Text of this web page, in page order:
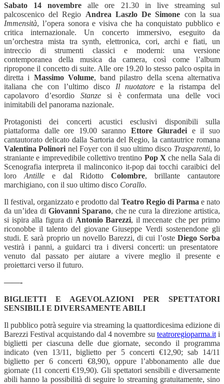
Sabato 14 novembrealle ore 21.30 in live streaming sul
palcoscenico del Regio Andrea Laszlo De Simone con la sua
Immensità, l’opera sonora e visiva che ha conquistato pubblico e
critica internazionale. Un concerto immersivo, eseguito da
un’orchestra mista tra synth, elettronica, cori, archi e fiati, un
intreccio di strumenti classici e moderni: una versione
contemporanea della musica da camera, così come l’album
ripropone il concetto di suite. Alle ore 19.20 lo stesso palco ospita in
diretta i Massimo Volume, band pilastro della scena alternativa
italiana che con l’ultimo disco Il nuotatore e la ristampa del
capolavoro d’esordio Stanze si è confermata una delle voci
inimitabili del panorama nazionale.
Protagonisti dei concerti acustici esclusivi disponibili sulla
piattaforma dalle ore 19.00 saranno Ettore Giuradei e il suo
cantautorato delicato dalla Sartoria del Regio, la cantautrice romana
Valentina Polinori nel Foyer con il suo ultimo disco Trasparenti, lo
straniante e imprevedibile collettivo trentino Pop X che nella Sala di
Scenografia interpreta il malinconico it-pop dai tocchi caraibici del
loro Antille e dal Ridotto Colombre, brillante cantautore
marchigiano, con il suo ultimo disco Corallo.
Il festival, organizzato e prodotto dal Teatro Regio di Parma e nato
da un’idea di Giovanni Sparano, che ne cura la direzione artistica,
si ispira alla figura di Antonio Barezzi, il mecenate che per primo
riconobbe il talento del giovane Giuseppe Verdi sostenendone gli
studi. E sarà proprio un novello Barezzi, di cui l’oste Diego Sorba
vestirà i panni, a guidarci tra i diversi concerti: un presentatore
venuto dal passato per aiutare a vivere meglio il presente e
proiettarci verso il futuro.
——-
BIGLIETTI E AGEVOLAZIONI PER SPETTATORI
SENSIBILI E DIVERSAMENTE ABILI
Il pubblico potrà seguire via streaming la quattordicesima edizione di
Barezzi Festival acquistando dal 4 novembre su teatroregioparma.iti
biglietti per ciascuna delle due giornate, secondo il programma
indicato (ven 13/11, biglietto per 5 concerti €12,90; sab 14/11
biglietto per 6 concerti €8,90), oppure l’abbonamento alle due
giornate (11 concerti €19,90). Gli spettatori sensibili e diversamente
abili hanno la possibilità di seguire lo streaming gratuitamente, sino